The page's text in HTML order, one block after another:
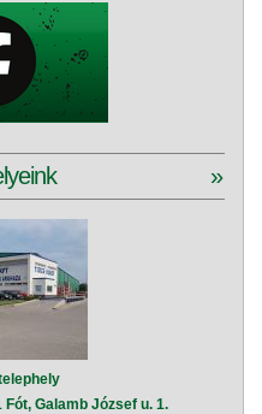
»
Fót, Galamb József u. 1.